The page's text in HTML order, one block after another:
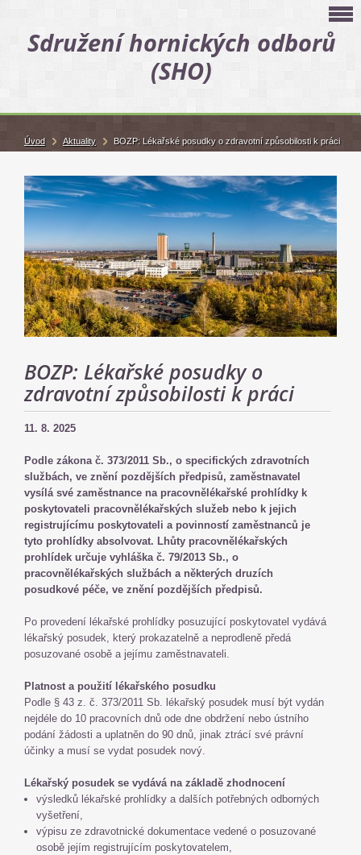
Sdružení hornických odborů
(SHO)
BOZP: Lékařské posudky o
zdravotní způsobilosti k práci
11. 8. 2025
Podle zákona č. 373/2011 Sb., o specifických zdravotních
službách, ve znění pozdějších předpisů, zaměstnavatel
vysílá své zaměstnance na pracovnělékařské prohlídky k
poskytovateli pracovnělékařských služeb nebo k jejich
registrujícímu poskytovateli a povinností zaměstnanců je
tyto prohlídky absolvovat. Lhůty pracovnělékařských
prohlídek určuje vyhláška č. 79/2013 Sb., o
pracovnělékařských službách a některých druzích
posudkové péče, ve znění pozdějších předpisů.
Po provedení lékařské prohlídky posuzující poskytovatel vydává
lékařský posudek, který prokazatelně a neprodleně předá
posuzované osobě a jejímu zaměstnavateli.
Platnost a použití lékařského posudku
Podle § 43 z. č. 373/2011 Sb. lékařský posudek musí být vydán
nejdéle do 10 pracovních dnů ode dne obdržení nebo ústního
podání žádosti a uplatněn do 90 dnů, jinak ztrácí své právní
účinky a musí se vydat posudek nový.
Lékařský posudek se vydává na základě zhodnocení
výsledků lékařské prohlídky a dalších potřebných odborných
vyšetření,
výpisu ze zdravotnické dokumentace vedené o posuzované
osobě jejím registrujícím poskytovatelem,
Úvod Aktuality BOZP: Lékařské posudky o zdravotní způsobilosti k práci